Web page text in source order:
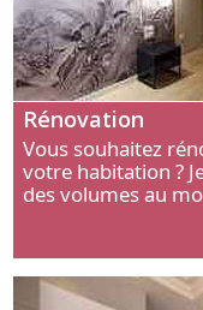
Rénovation
Vous souhaitez
votre habitation ?
des volumes au